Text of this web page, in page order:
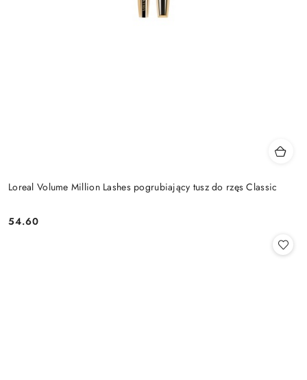
Loreal Volume Million Lashes pogrubiający tusz do rzęs Classic
Cena:
54.60